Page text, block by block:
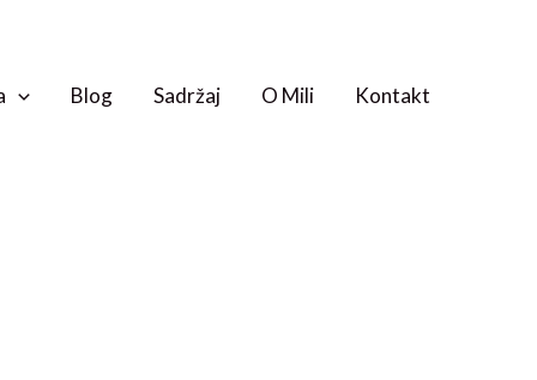
Blog Sadržaj O Mili Kontakt